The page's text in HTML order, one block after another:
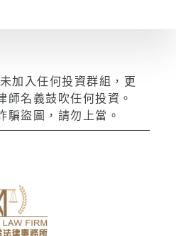
加入任何投資群組，更
師名義鼓吹任何投資。
騙盜圖，請勿上當。